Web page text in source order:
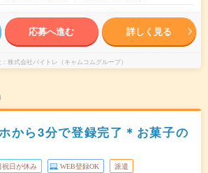
応募へ進む 詳しく見る
株式会社バイトレ（キャムコムグループ）
から3分で登録完了＊お菓子の
祝日が休み WEB登録OK 派遣